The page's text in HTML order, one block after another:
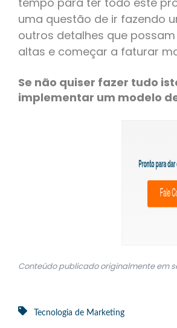
uma questão de ir fazendo
outros detalhes que
altas e começar a faturar
Se não quiser fazer tudo
implementar um modelo
Conteúdo publicado originalmente em
Tecnologia de Marketing